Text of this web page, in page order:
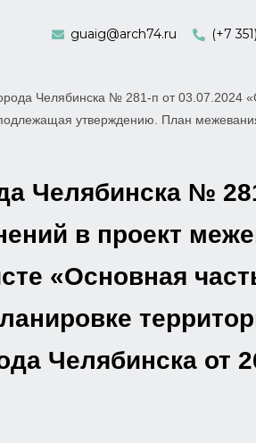
guaig@arch74.ru (+7
Челябинска № 281-п от 03.07.2024
утверждению. План
Челябинска №
в проект
«Основная
Челябинска от